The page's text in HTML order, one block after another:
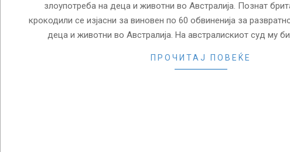
злоупотреба на деца и животни во Австралија. Познат
крокодили се изјасни за виновен по 60 обвиненија за
деца и животни во Австралија. На австралискиот суд му
ПРОЧИТАЈ ПОВЕЌЕ